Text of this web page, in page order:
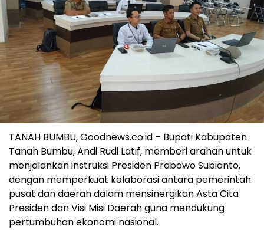
TANAH BUMBU, Goodnews.co.id – Bupati Kabupaten
Tanah Bumbu, Andi Rudi Latif, memberi arahan untuk
menjalankan instruksi Presiden Prabowo Subianto,
dengan memperkuat kolaborasi antara pemerintah
pusat dan daerah dalam mensinergikan Asta Cita
Presiden dan Visi Misi Daerah guna mendukung
pertumbuhan ekonomi nasional.